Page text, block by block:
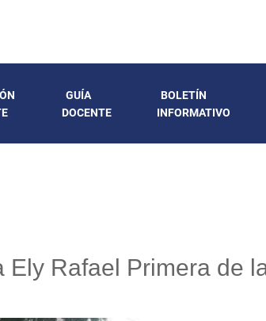
GUÍA
DOCENTE
BOLETÍN
INFORMATIVO
Rafael Primera de